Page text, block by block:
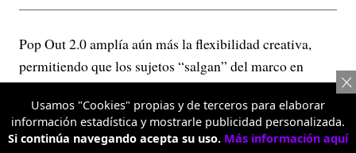
Pop Out 2.0 amplía aún más la flexibilidad creativa,
permitiendo que los sujetos “salgan” del marco en
varias direcciones para lograr efectos visuales más
dinámicos.
Retrato con teleobjetivo 3.5X
Usamos "Cookies" propias y de terceros para elaborar
información estadística y mostrarle publicidad personalizada.
Si continúa navegando acepta su uso. Más información aquí